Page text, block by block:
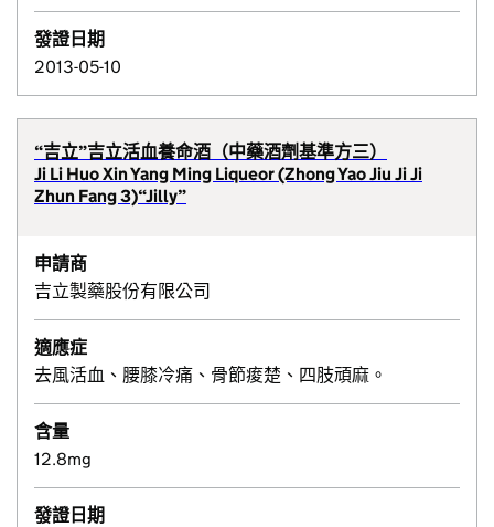
發證日期
2013-05-10
“吉立”吉立活血養命酒（中藥酒劑基準方三）
Ji Li Huo Xin Yang Ming Liqueor (Zhong Yao Jiu Ji Ji
Zhun Fang 3)“Jilly”
申請商
吉立製藥股份有限公司
適應症
去風活血、腰膝冷痛、骨節痠楚、四肢頑麻。
含量
12.8mg
發證日期